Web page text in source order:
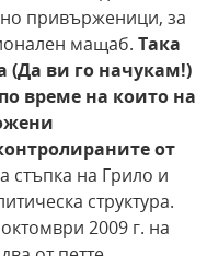
привърженици, за
мащаб. Така
(Да ви го начукам!)
време на които на
от
стъпка на Грило и
структура.
2009 г. на